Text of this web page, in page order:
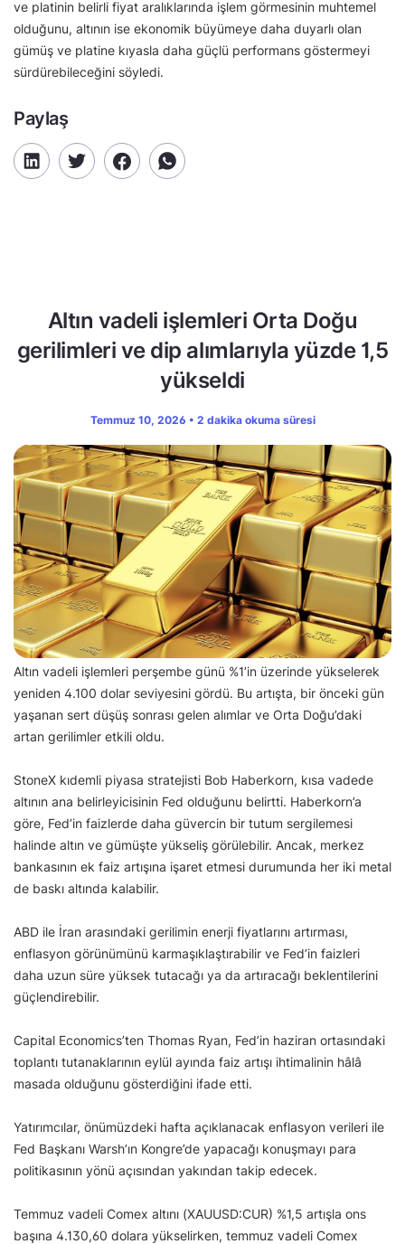
ve platinin belirli fiyat aralıklarında işlem görmesinin muhtemel
olduğunu, altının ise ekonomik büyümeye daha duyarlı olan
gümüş ve platine kıyasla daha güçlü performans göstermeyi
sürdürebileceğini söyledi.
Paylaş
Altın vadeli işlemleri Orta Doğu
gerilimleri ve dip alımlarıyla yüzde 1,5
yükseldi
Temmuz 10, 2026 • 2 dakika okuma süresi
Altın vadeli işlemleri perşembe günü %1’in üzerinde yükselerek
yeniden 4.100 dolar seviyesini gördü. Bu artışta, bir önceki gün
yaşanan sert düşüş sonrası gelen alımlar ve Orta Doğu’daki
artan gerilimler etkili oldu.
StoneX kıdemli piyasa stratejisti Bob Haberkorn, kısa vadede
altının ana belirleyicisinin Fed olduğunu belirtti. Haberkorn’a
göre, Fed’in faizlerde daha güvercin bir tutum sergilemesi
halinde altın ve gümüşte yükseliş görülebilir. Ancak, merkez
bankasının ek faiz artışına işaret etmesi durumunda her iki metal
de baskı altında kalabilir.
ABD ile İran arasındaki gerilimin enerji fiyatlarını artırması,
enflasyon görünümünü karmaşıklaştırabilir ve Fed’in faizleri
daha uzun süre yüksek tutacağı ya da artıracağı beklentilerini
güçlendirebilir.
Capital Economics’ten Thomas Ryan, Fed’in haziran ortasındaki
toplantı tutanaklarının eylül ayında faiz artışı ihtimalinin hâlâ
masada olduğunu gösterdiğini ifade etti.
Yatırımcılar, önümüzdeki hafta açıklanacak enflasyon verileri ile
Fed Başkanı Warsh’ın Kongre’de yapacağı konuşmayı para
politikasının yönü açısından yakından takip edecek.
Temmuz vadeli Comex altını (XAUUSD:CUR) %1,5 artışla ons
başına 4.130,60 dolara yükselirken, temmuz vadeli Comex